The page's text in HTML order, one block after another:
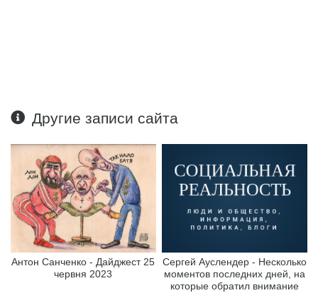
Другие записи сайта
Антон Санченко - Дайджест 25
червня 2023
Сергей Ауслендер - Несколько
моментов последних дней, на
которые обратил внимание